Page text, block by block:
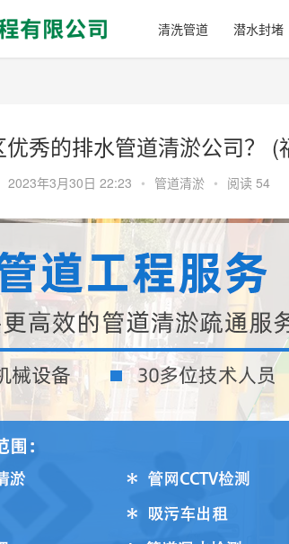
清洗管道 潜水封堵
秀的排水管道清淤公司？
2023年3月30日 22:23 • 管道清淤 • 阅读 54